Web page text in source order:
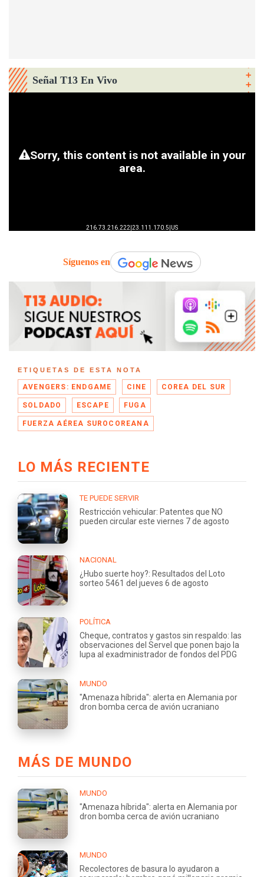
Señal T13 En Vivo
Síguenos en
ETIQUETAS DE ESTA NOTA
AVENGERS: ENDGAME CINE COREA DEL SUR
SOLDADO ESCAPE FUGA
FUERZA AÉREA SUROCOREANA
LO MÁS RECIENTE
TE PUEDE SERVIR
Restricción vehicular: Patentes que NO
pueden circular este viernes 7 de agosto
NACIONAL
¿Hubo suerte hoy?: Resultados del Loto
sorteo 5461 del jueves 6 de agosto
POLÍTICA
Cheque, contratos y gastos sin respaldo: las
observaciones del Servel que ponen bajo la
lupa al exadministrador de fondos del PDG
MUNDO
"Amenaza híbrida": alerta en Alemania por
dron bomba cerca de avión ucraniano
MÁS DE MUNDO
MUNDO
"Amenaza híbrida": alerta en Alemania por
dron bomba cerca de avión ucraniano
MUNDO
Recolectores de basura lo ayudaron a